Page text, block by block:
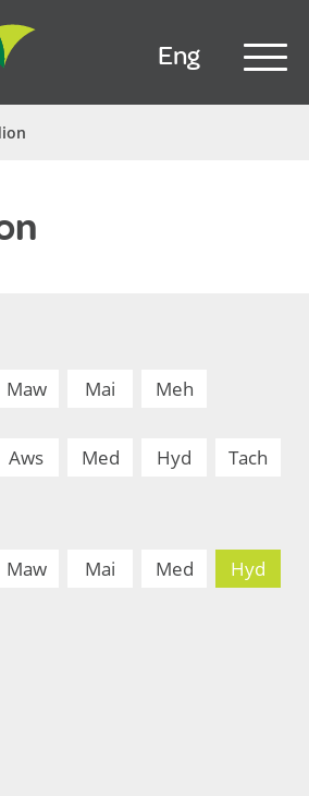
Eng
Maw Mai Meh
Aws Med Hyd
Tach
Maw Mai Med
Hyd